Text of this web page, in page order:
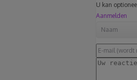
U kan
Aanmelden